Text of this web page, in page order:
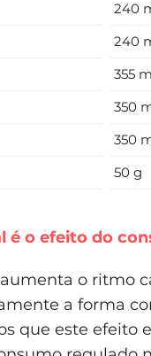
240
240
355
350
350
50 g
é o efeito do
o ritmo
a forma
que este